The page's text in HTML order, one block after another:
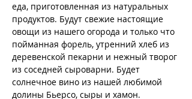
еда, приготовленная из натуральных
продуктов. Будут свежие настоящие
овощи из нашего огорода и только что
пойманная форель, утренний хлеб из
деревенской пекарни и нежный творог
из соседней сыроварни. Будет
солнечное вино из нашей любимой
долины Бьерсо, сыры и хамон.